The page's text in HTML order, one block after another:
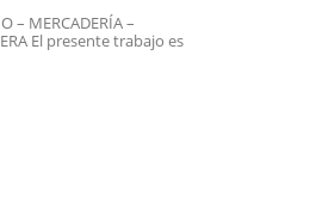
– MERCADERÍA –
El presente trabajo es